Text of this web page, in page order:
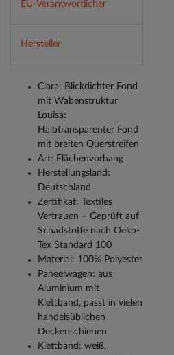
EU-Verantwortlicher
Hersteller
Clara: Blickdichter Fond
mit Wabenstruktur
Louisa:
Halbtransparenter Fond
mit breiten Querstreifen
Art: Flächenvorhang
Herstellungsland:
Deutschland
Zertifikat: Textiles
Vertrauen – Geprüft auf
Schadstoffe nach Oeko-
Tex Standard 100
Material: 100% Polyester
Paneelwagen: aus
Aluminium mit
Klettband, passt in vielen
handelsüblichen
Deckenschienen
Klettband: weiß,